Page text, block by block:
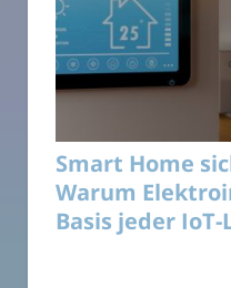
Smart Home
Warum
Basis jeder